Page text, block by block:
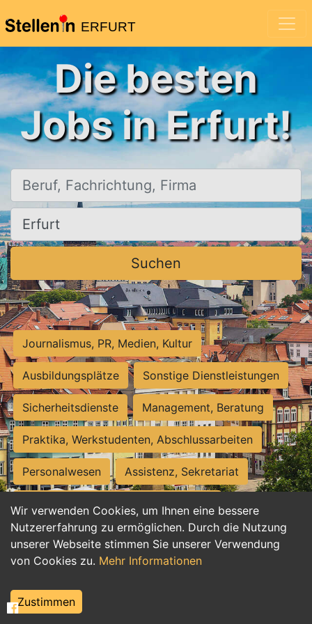
ERFURT
Wir verwenden Cookies, um Ihnen eine bessere
Nutzererfahrung zu ermöglichen. Durch die Nutzung
unserer Webseite stimmen Sie unserer Verwendung
von Cookies zu. Mehr Informationen
Zustimmen
Die besten
Jobs in Erfurt!
Beruf, Fachrichtung, Firma
Ort, Stadt
Suchen
Journalismus, PR, Medien, Kultur
Ausbildungsplätze Sonstige Dienstleistungen
Sicherheitsdienste Management, Beratung
Praktika, Werkstudenten, Abschlussarbeiten
Personalwesen Assistenz, Sekretariat
Hilfskräfte, Aushilfs- und Nebenjobs
Einkauf, Logistik, Materialwirtschaft
Weiterbildung, Studium, duale Ausbildung
Tourismus